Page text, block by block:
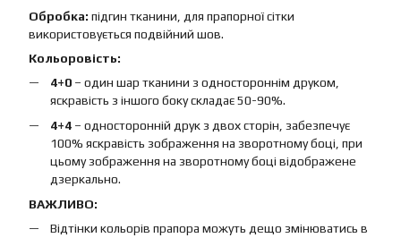
Обробка: підгин тканини, для прапорної сітки
використовується подвійний шов.
Кольоровість:
4+0 – один шар тканини з одностороннім друком,
яскравість з іншого боку складає 50-90%.
4+4 – односторонній друк з двох сторін, забезпечує
100% яскравість зображення на зворотному боці, при
цьому зображення на зворотному боці відображене
дзеркально.
ВАЖЛИВО:
Відтінки кольорів прапора можуть дещо змінюватись в